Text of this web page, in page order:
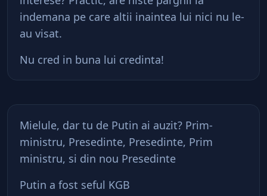
indemana pe care altii inaintea lui nici nu le-
au visat.
Nu cred in buna lui credinta!
Mielule, dar tu de Putin ai auzit? Prim-
ministru, Presedinte, Presedinte, Prim
ministru, si din nou Presedinte
Putin a fost seful KGB